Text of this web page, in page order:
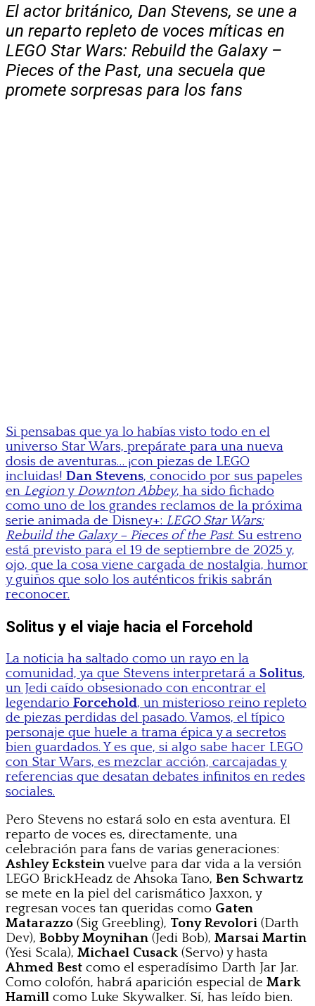
El actor británico, Dan Stevens, se une a
un reparto repleto de voces míticas en
LEGO Star Wars: Rebuild the Galaxy –
Pieces of the Past, una secuela que
promete sorpresas para los fans
Si pensabas que ya lo habías visto todo en el
universo Star Wars, prepárate para una nueva
dosis de aventuras… ¡con piezas de LEGO
incluidas! Dan Stevens, conocido por sus papeles
en Legiony Downton Abbey, ha sido fichado
como uno de los grandes reclamos de la próxima
serie animada de Disney+: LEGO Star Wars:
Rebuild the Galaxy – Pieces of the Past. Su estreno
está previsto para el 19 de septiembre de 2025 y,
ojo, que la cosa viene cargada de nostalgia, humor
y guiños que solo los auténticos frikis sabrán
reconocer.
Solitus y el viaje hacia el Forcehold
La noticia ha saltado como un rayo en la
comunidad, ya que Stevens interpretará a Solitus,
un Jedi caído obsesionado con encontrar el
legendario Forcehold, un misterioso reino repleto
de piezas perdidas del pasado. Vamos, el típico
personaje que huele a trama épica y a secretos
bien guardados. Y es que, si algo sabe hacer LEGO
con Star Wars, es mezclar acción, carcajadas y
referencias que desatan debates infinitos en redes
sociales.
Pero Stevens no estará solo en esta aventura. El
reparto de voces es, directamente, una
celebración para fans de varias generaciones:
Ashley Ecksteinvuelve para dar vida a la versión
LEGO BrickHeadz de Ahsoka Tano, Ben Schwartz
se mete en la piel del carismático Jaxxon, y
regresan voces tan queridas como Gaten
Matarazzo (Sig Greebling), Tony Revolori (Darth
Dev), Bobby Moynihan (Jedi Bob), Marsai Martin
(Yesi Scala), Michael Cusack (Servo) y hasta
Ahmed Best como el esperadísimo Darth Jar Jar.
Como colofón, habrá aparición especial de Mark
Hamill como Luke Skywalker. Sí, has leído bien.